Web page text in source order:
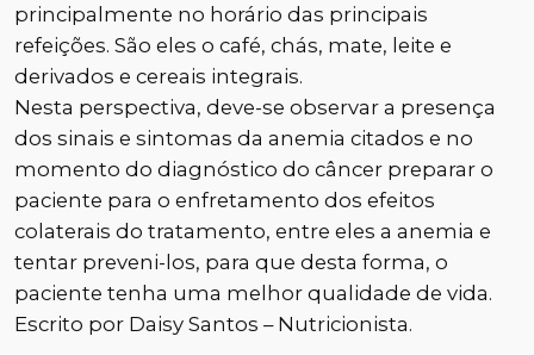
principalmente no horário das principais
refeições. São eles o café, chás, mate, leite e
derivados e cereais integrais.
Nesta perspectiva, deve-se observar a presença
dos sinais e sintomas da anemia citados e no
momento do diagnóstico do câncer preparar o
paciente para o enfretamento dos efeitos
colaterais do tratamento, entre eles a anemia e
tentar preveni-los, para que desta forma, o
paciente tenha uma melhor qualidade de vida.
Escrito por Daisy Santos – Nutricionista.